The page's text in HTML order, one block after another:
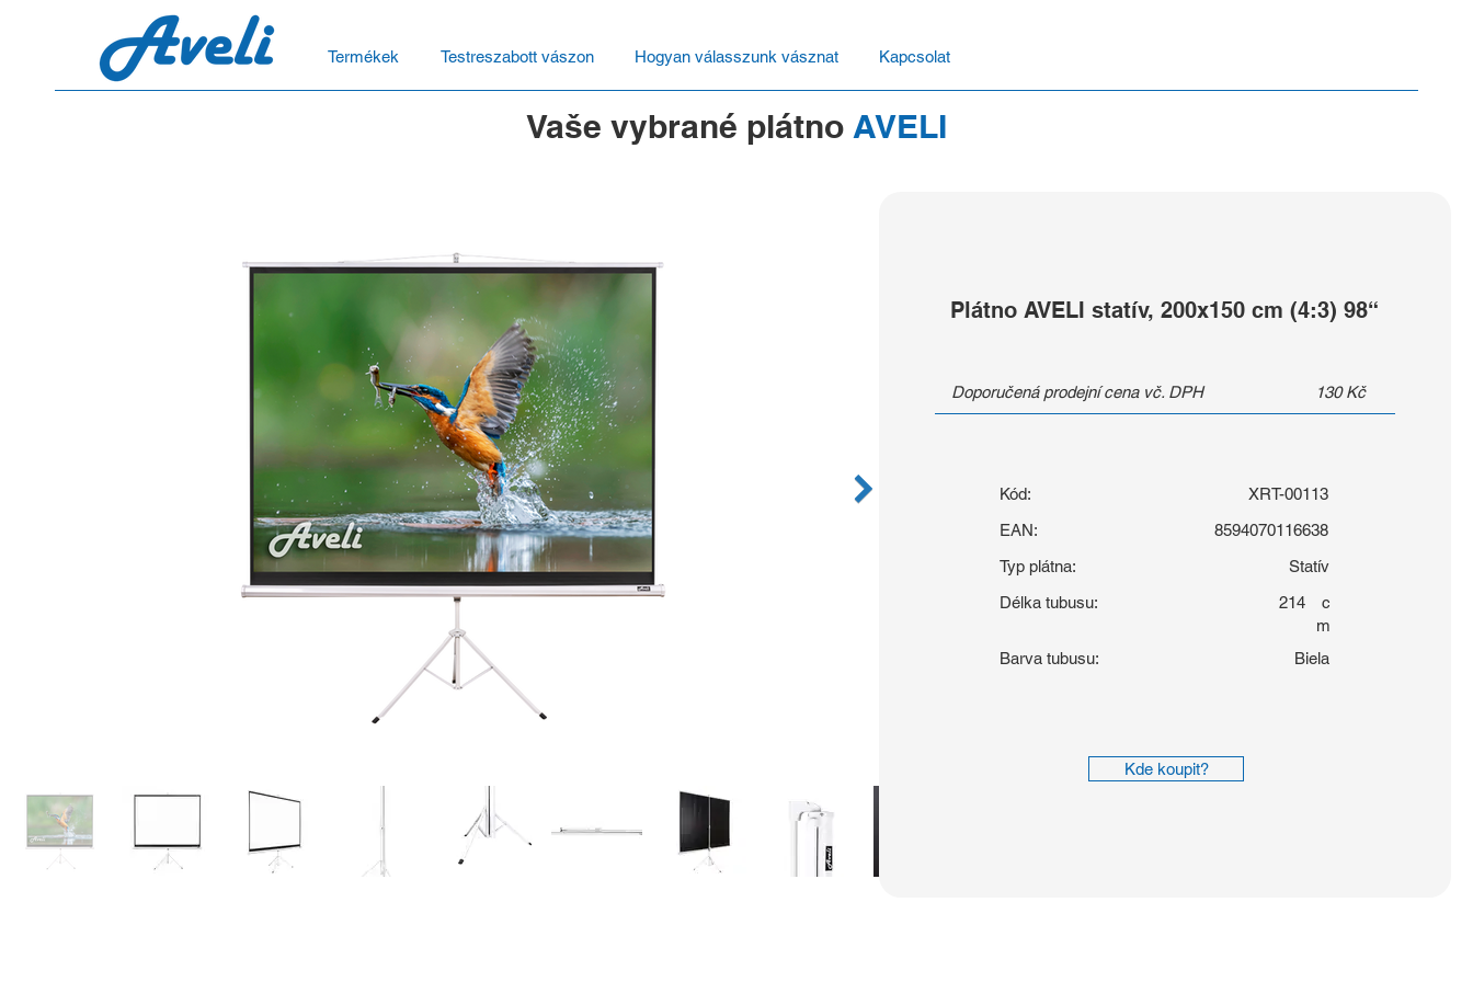
Termékek Testreszabott vászon Hogyan válasszunk vásznat Kapcsolat
Vaše vybrané plátno AVELI
Plátno AVELI statív, 200x150 cm (4:3) 98“
Doporučená prodejní cena vč. DPH 130 Kč
Kód:
XRT-00113
EAN:
8594070116638
Typ plátna:
Statív
Délka tubusu:
214
c
m
Barva tubusu:
Biela
Kde koupit?